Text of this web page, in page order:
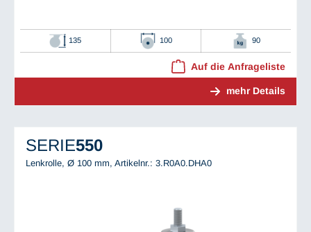
135 100 90
Auf die Anfrageliste
mehr Details
SERIE550
Lenkrolle, Ø 100 mm, Artikelnr.: 3.R0A0.DHA0